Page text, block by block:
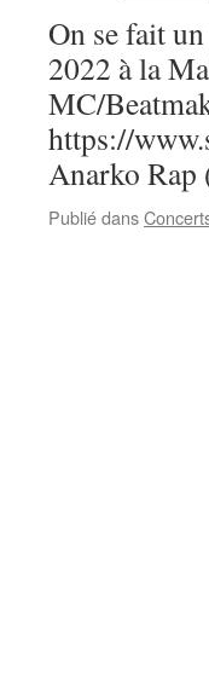
On se fait
2022 à la
MC/
https://
Anarko
Publié dans